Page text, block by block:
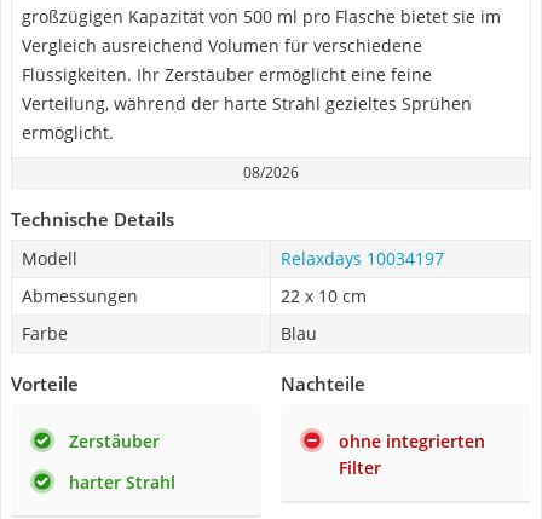
großzügigen Kapazität von 500 ml pro Flasche bietet sie im
Vergleich ausreichend Volumen für verschiedene
Flüssigkeiten. Ihr Zerstäuber ermöglicht eine feine
Verteilung, während der harte Strahl gezieltes Sprühen
ermöglicht.
08/2026
Technische Details
Modell
Relaxdays 10034197
Abmessungen
22 x 10 cm
Farbe
Blau
Vorteile
Zerstäuber
harter Strahl
Nachteile
ohne integrierten
Filter